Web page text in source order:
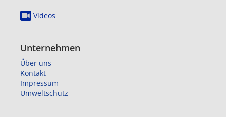
Videos
Unternehmen
Über uns
Kontakt
Impressum
Umweltschutz